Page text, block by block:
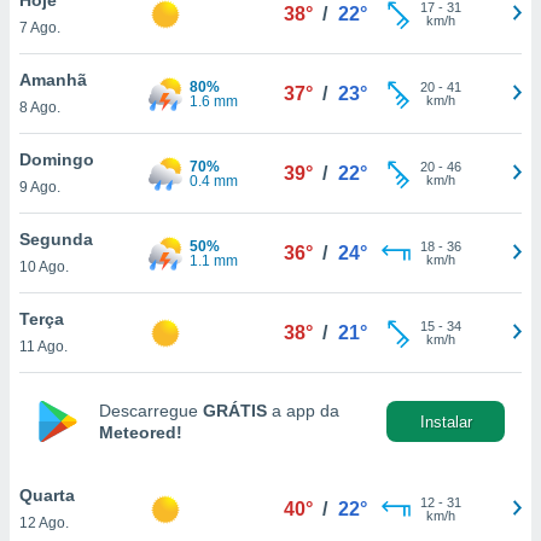
lhe
e
com
Pode
e
a
a
7 Ago.
38° / 22° 17- 31
km/h
Amanhã
8 Ago.
80%
1.6 mm
37° / 23° 20- 41
km/h
Domingo
9 Ago.
70%
0.4 mm
39° / 22° 20- 46
km/h
Segunda
10 Ago.
50%
1.1 mm
36° / 24° 18- 36
km/h
Terça
11 Ago.
38° / 21° 15- 34
km/h
Descarregue GRÁTIS a app da
Meteored!
Instalar
Quarta
12 Ago.
40° / 22° 12- 31
km/h